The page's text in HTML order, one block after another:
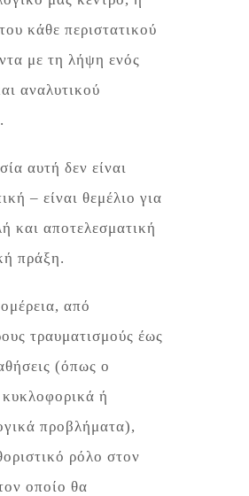
κάθε περιστατικού
με τη λήψη ενός
αναλυτικού
αυτή δεν είναι
– είναι θεμέλιο για
και αποτελεσματική
πράξη.
από
τραυματισμούς έως
(όπως ο
κυκλοφορικά ή
προβλήματα),
ρόλο στον
οποίο θα